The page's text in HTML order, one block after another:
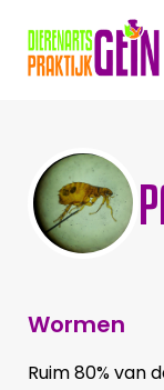
Wormen
Ruim 80% van